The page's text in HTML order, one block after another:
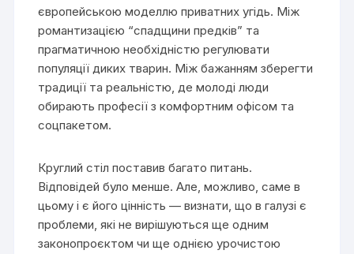
європейською моделлю приватних угідь. Між
романтизацією “спадщини предків” та
прагматичною необхідністю регулювати
популяції диких тварин. Між бажанням зберегти
традиції та реальністю, де молоді люди
обирають професії з комфортним офісом та
соцпакетом.
Круглий стіл поставив багато питань.
Відповідей було менше. Але, можливо, саме в
цьому і є його цінність — визнати, що в галузі є
проблеми, які не вирішуються ще одним
законопроєктом чи ще однією урочистою